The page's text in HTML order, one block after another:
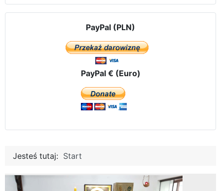
PayPal (PLN)
PayPal € (Euro)
Jesteś tutaj: Start